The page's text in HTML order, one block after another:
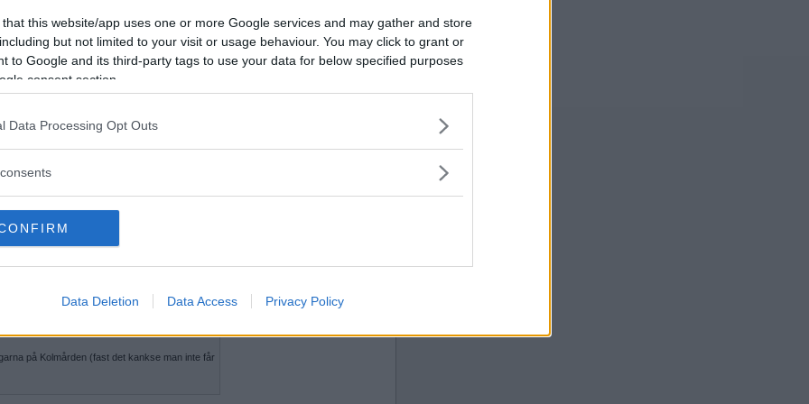
that this website/app uses one or more Google services and may gather and store
but not limited to your visit or usage behaviour. You may click to grant or
to Google and its third-party tags to use your data for below specified purposes
consent section.
Data Processing Opt Outs
Data Deletion Data Access Privacy Policy
vinter på Kolmården och då fick jag och
stor som en katt och ganska lik en katt på alla
på Kolmården (fast det kankse man inte får
Vill du bli
medlem?